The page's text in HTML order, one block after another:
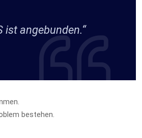
ist angebunden.“
bestehen.